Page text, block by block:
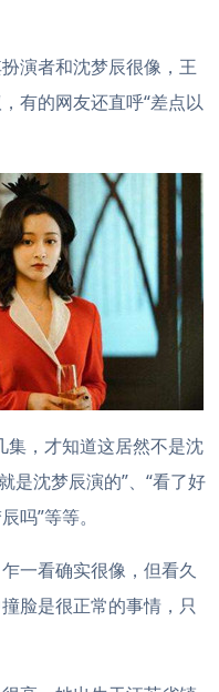
演者和沈梦辰很像，王
有的网友还直呼“差点以
集，才知道这居然不是沈
是沈梦辰演的”、“看了好
吗”等等。
一看确实很像，但看久
脸是很正常的事情，只